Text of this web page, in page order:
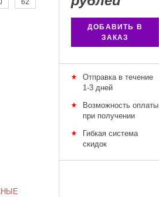
62
ДОБАВИТЬ В
ЗАКАЗ
Отправка в течение
1-3 дней
Возможность оплаты
при получении
Гибкая система
скидок